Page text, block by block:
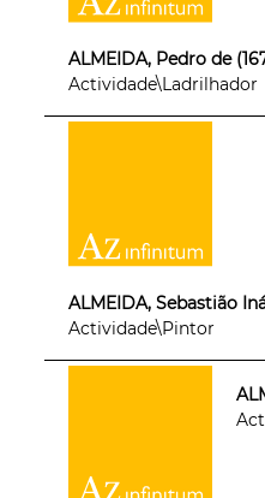
ALMEIDA, Pedro de
Actividade\Ladrilhador
ALMEIDA, Sebastião
Actividade\Pintor